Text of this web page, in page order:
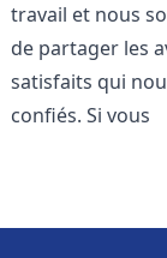
travail et nous
de partager les
satisfaits qui
confiés. Si vous